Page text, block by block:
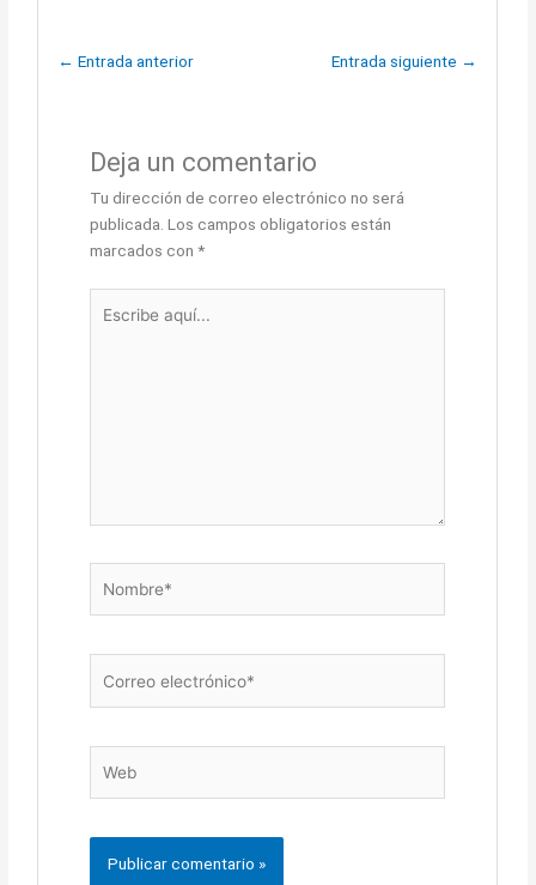
← Entrada anterior Entrada siguiente →
Deja un comentario
Tu dirección de correo electrónico no será
publicada. Los campos obligatorios están
marcados con *
aquí...
electrónico*